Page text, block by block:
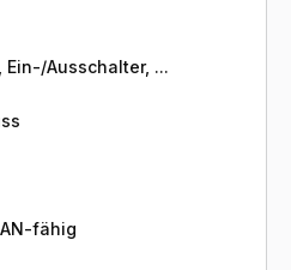
Ausschalter, ...
fähig